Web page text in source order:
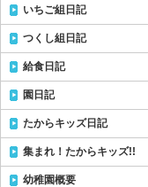
いちご組日記
つくし組日記
給食日記
園日記
たからキッズ日記
集まれ！たからキッズ!!
幼稚園概要